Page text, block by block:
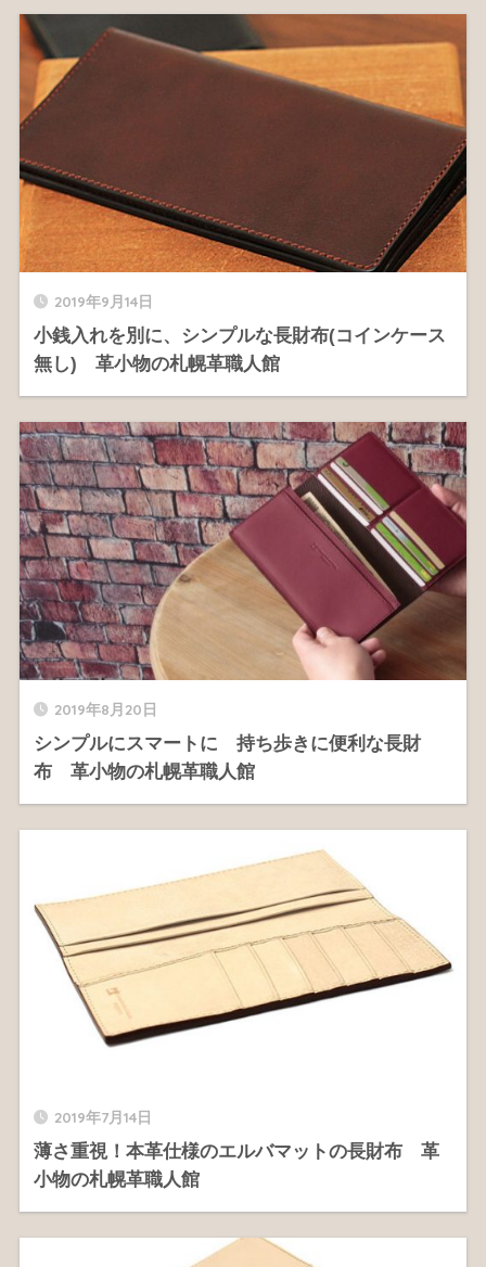
2019年9月14日
小銭入れを別に、シンプルな長財布(コインケース
無し) 革小物の札幌革職人館
2019年8月20日
シンプルにスマートに 持ち歩きに便利な長財
布 革小物の札幌革職人館
2019年7月14日
薄さ重視！本革仕様のエルバマットの長財布 革
小物の札幌革職人館